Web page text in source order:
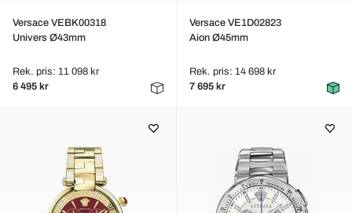
Versace VEBK00318
Univers Ø43mm
Rek. pris: 11 098 kr
6 495 kr
Versace VE1D02823
Aion Ø45mm
Rek. pris: 14 698 kr
7 695 kr